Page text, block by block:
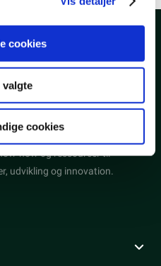
deres tjenester.
cookies
valgte
cookies
styrker forskning og
how og ressourcer til
udvikling og innovation.